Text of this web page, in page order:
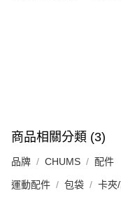
商品相關分類 (3)
品牌 CHUMS 配件
運動配件 包袋 卡夾